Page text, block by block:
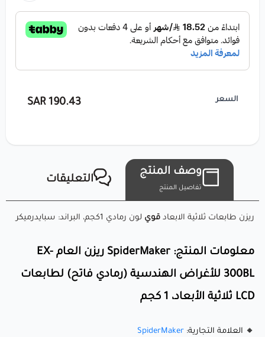
لماذا تختار SpiderMaker ريزن العام EX-300BL
للأغراض الهندسية (رمادي فاتح)؟
إياه الخيار المثالي لنماذج أولية وظيفية وأجزاء جاهزة للاستخدام
ومشاريع هندسية معقدة. سواء كنت تقوم بطباعة تروس، أدوات،
ما الذي يجعله مميزًا؟
🔹 متانة هندسية: يوفر خصائص ميكانيكية ممتازة، بما في ذلك
السعر 190.43 SAR
وصف المنتج
تفاصيل المنتج
التعليقات
ريزن طابعات ثلاثية الابعاد قوي لون رمادي 1كجم، البراند: سبايدرميكر
معلومات المنتج: SpiderMaker ريزن العام EX-
300BL للأغراض الهندسية (رمادي فاتح) لطابعات
LCD ثلاثية الأبعاد، 1 كجم
🔸 العلامة التجارية: SpiderMaker